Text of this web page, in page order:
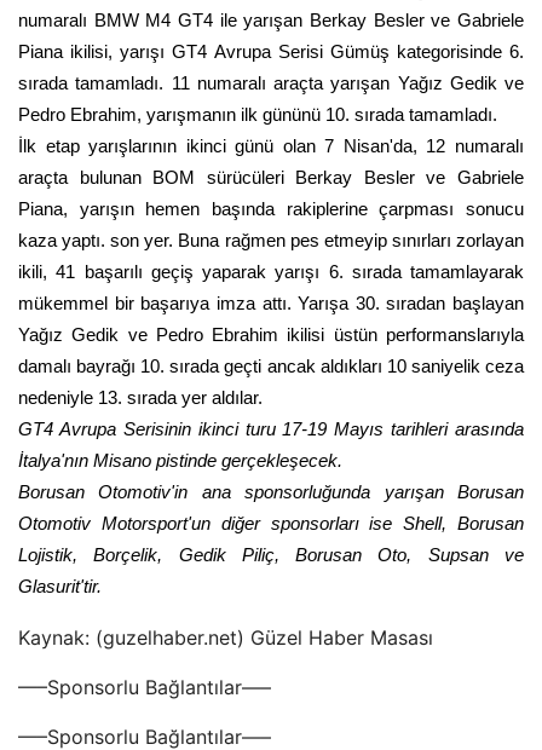
numaralı BMW M4 GT4 ile yarışan Berkay Besler ve Gabriele
Piana ikilisi, yarışı GT4 Avrupa Serisi Gümüş kategorisinde 6.
sırada tamamladı. 11 numaralı araçta yarışan Yağız Gedik ve
Pedro Ebrahim, yarışmanın ilk gününü 10. sırada tamamladı.
İlk etap yarışlarının ikinci günü olan 7 Nisan'da, 12 numaralı
araçta bulunan BOM sürücüleri Berkay Besler ve Gabriele
Piana, yarışın hemen başında rakiplerine çarpması sonucu
kaza yaptı. son yer. Buna rağmen pes etmeyip sınırları zorlayan
ikili, 41 başarılı geçiş yaparak yarışı 6. sırada tamamlayarak
mükemmel bir başarıya imza attı. Yarışa 30. sıradan başlayan
Yağız Gedik ve Pedro Ebrahim ikilisi üstün performanslarıyla
damalı bayrağı 10. sırada geçti ancak aldıkları 10 saniyelik ceza
nedeniyle 13. sırada yer aldılar.
GT4 Avrupa Serisinin ikinci turu 17-19 Mayıs tarihleri ​​arasında
İtalya'nın Misano pistinde gerçekleşecek.
Borusan Otomotiv'in ana sponsorluğunda yarışan Borusan
Otomotiv Motorsport'un diğer sponsorları ise Shell, Borusan
Lojistik, Borçelik, Gedik Piliç, Borusan Oto, Supsan ve
Glasurit'tir.
Kaynak: (guzelhaber.net) Güzel Haber Masası
—–Sponsorlu Bağlantılar—–
—–Sponsorlu Bağlantılar—–